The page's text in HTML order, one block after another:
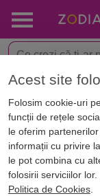
< Aromaterapie
Acest site
Folosim cookie-uri
funcții de rețele
le oferim
informații cu privire
le pot combina cu
folosirii serviciilor
Politica de Cookies.